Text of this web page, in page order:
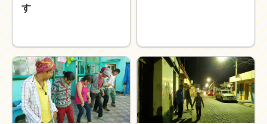
Web・ガジェット
スマホ・タブレット
PC・インターネット
ポケモンGO
AND OR
す